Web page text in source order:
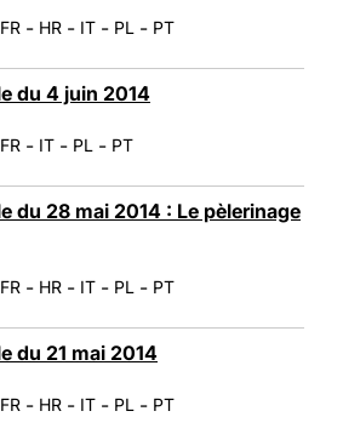
FR - HR - IT - PL - PT
du 4 juin 2014
FR - IT - PL - PT
du 28 mai 2014 : Le pèlerinage
FR - HR - IT - PL - PT
du 21 mai 2014
FR - HR - IT - PL - PT